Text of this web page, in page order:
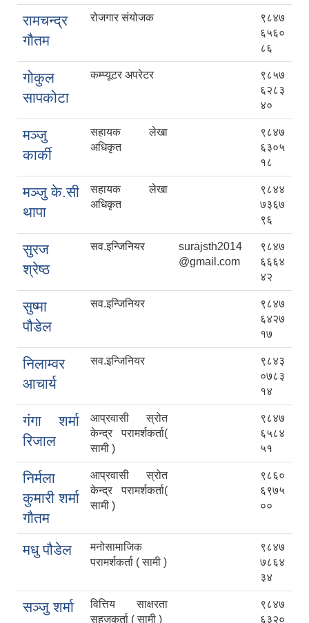
रामचन्द्र
गौतम
रोजगार संयोजक
९८४७
६५६०
८६
गोकुल
सापकोटा
कम्प्यूटर अपरेटर
९८५७
६२८३
४०
मञ्जु
कार्की
सहायक लेखा
अधिकृत
९८४७
६३०५
१८
मञ्जु के.सी
थापा
सहायक लेखा
अधिकृत
९८४४
७३६७
९६
सुरज
श्रेष्ठ
सव.इन्जिनियर
surajsth2014
@gmail.com
९८४७
६६६४
४२
सुष्मा
पौडेल
सव.इन्जिनियर
९८४७
६४२७
१७
निलाम्वर
आचार्य
सव.इन्जिनियर
९८४३
०७८३
१४
गंगा शर्मा
रिजाल
आप्रवासी स्रोत
केन्द्र परामर्शकर्ता(
सामी )
९८४७
६५८४
५१
निर्मला
कुमारी शर्मा
गौतम
आप्रवासी स्रोत
केन्द्र परामर्शकर्ता(
सामी )
९८६०
६९७५
००
मधु पौडेल
मनोसामाजिक
परामर्शकर्ता ( सामी )
९८४७
७८६४
३४
सञ्जु शर्मा
वित्तिय साक्षरता
सहजकर्ता ( सामी )
९८४७
६३२०